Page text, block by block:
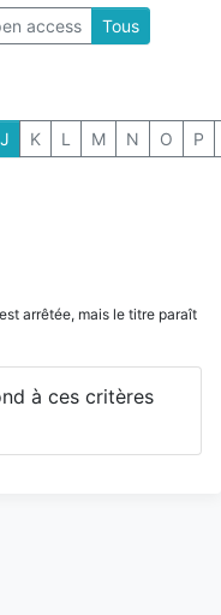
access Tous
J K L M N O P
arrêtée, mais le titre paraît
à ces critères